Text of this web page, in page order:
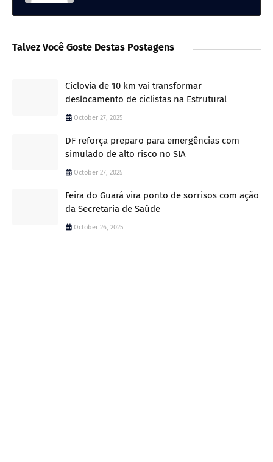
Talvez Você Goste Destas Postagens
Ciclovia de 10 km vai transformar
deslocamento de ciclistas na Estrutural
October 27, 2025
DF reforça preparo para emergências com
simulado de alto risco no SIA
October 27, 2025
Feira do Guará vira ponto de sorrisos com ação
da Secretaria de Saúde
October 26, 2025